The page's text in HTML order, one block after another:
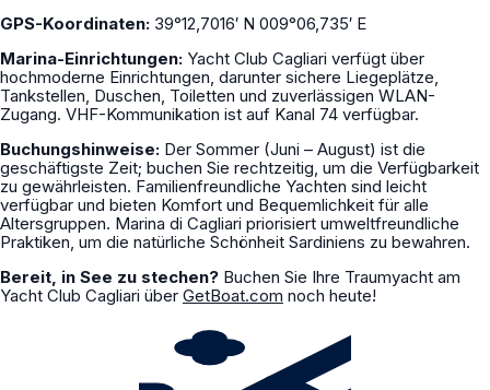
GPS-Koordinaten: 39°12,7016′ N 009°06,735′ E
Marina-Einrichtungen: Yacht Club Cagliari verfügt über
hochmoderne Einrichtungen, darunter sichere Liegeplätze,
Tankstellen, Duschen, Toiletten und zuverlässigen WLAN-
Zugang. VHF-Kommunikation ist auf Kanal 74 verfügbar.
Buchungshinweise: Der Sommer (Juni – August) ist die
geschäftigste Zeit; buchen Sie rechtzeitig, um die Verfügbarkeit
zu gewährleisten. Familienfreundliche Yachten sind leicht
verfügbar und bieten Komfort und Bequemlichkeit für alle
Altersgruppen. Marina di Cagliari priorisiert umweltfreundliche
Praktiken, um die natürliche Schönheit Sardiniens zu bewahren.
Bereit, in See zu stechen? Buchen Sie Ihre Traumyacht am
Yacht Club Cagliari über GetBoat.com noch heute!